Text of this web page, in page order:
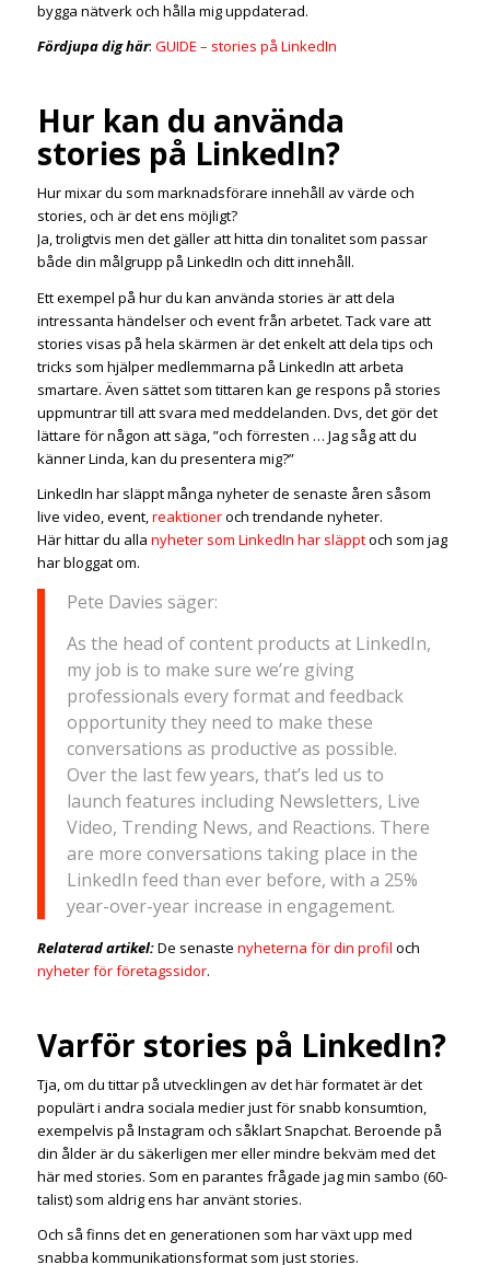
bygga nätverk och hålla mig uppdaterad.
Fördjupa dig här: GUIDE – stories på LinkedIn
Hur kan du använda
stories på LinkedIn?
Hur mixar du som marknadsförare innehåll av värde och
stories, och är det ens möjligt?
Ja, troligtvis men det gäller att hitta din tonalitet som passar
både din målgrupp på LinkedIn och ditt innehåll.
Ett exempel på hur du kan använda stories är att dela
intressanta händelser och event från arbetet. Tack vare att
stories visas på hela skärmen är det enkelt att dela tips och
tricks som hjälper medlemmarna på LinkedIn att arbeta
smartare. Även sättet som tittaren kan ge respons på stories
uppmuntrar till att svara med meddelanden. Dvs, det gör det
lättare för någon att säga, ”och förresten … Jag såg att du
känner Linda, kan du presentera mig?”
LinkedIn har släppt många nyheter de senaste åren såsom
live video, event, reaktioneroch trendande nyheter.
Här hittar du alla nyheter som LinkedIn har släpptoch som jag
har bloggat om.
Pete Davies säger:
As the head of content products at LinkedIn,
my job is to make sure we’re giving
professionals every format and feedback
opportunity they need to make these
conversations as productive as possible.
Over the last few years, that’s led us to
launch features including Newsletters, Live
Video, Trending News, and Reactions. There
are more conversations taking place in the
LinkedIn feed than ever before, with a 25%
year-over-year increase in engagement.
Relaterad artikel:De senaste nyheterna för din profil och
nyheter för företagssidor.
Varför stories på LinkedIn?
Tja, om du tittar på utvecklingen av det här formatet är det
populärt i andra sociala medier just för snabb konsumtion,
exempelvis på Instagram och såklart Snapchat. Beroende på
din ålder är du säkerligen mer eller mindre bekväm med det
här med stories. Som en parantes frågade jag min sambo (60-
talist) som aldrig ens har använt stories.
Och så finns det en generationen som har växt upp med
snabba kommunikationsformat som just stories.